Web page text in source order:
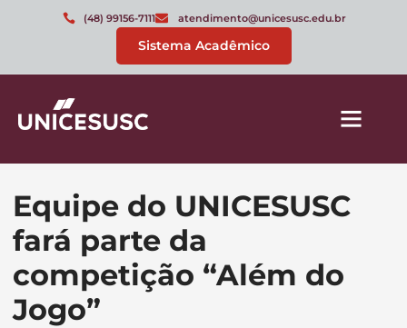
(48) 99156-7111 atendimento@unicesusc.edu.br
Sistema Acadêmico
Equipe do UNICESUSC
fará parte da
competição “Além do
Jogo”